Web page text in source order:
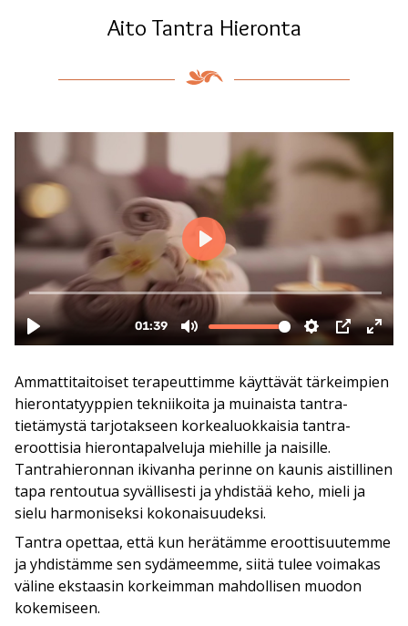
Aito Tantra Hieronta
Ammattitaitoiset terapeuttimme käyttävät tärkeimpien
hierontatyyppien tekniikoita ja muinaista tantra-
tietämystä tarjotakseen korkealuokkaisia tantra-
eroottisia hierontapalveluja miehille ja naisille.
Tantrahieronnan ikivanha perinne on kaunis aistillinen
tapa rentoutua syvällisesti ja yhdistää keho, mieli ja
sielu harmoniseksi kokonaisuudeksi.
Tantra opettaa, että kun herätämme eroottisuutemme
ja yhdistämme sen sydämeemme, siitä tulee voimakas
väline ekstaasin korkeimman mahdollisen muodon
kokemiseen.